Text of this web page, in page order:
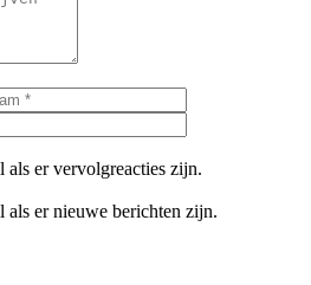
als er vervolgreacties zijn.
als er nieuwe berichten zijn.